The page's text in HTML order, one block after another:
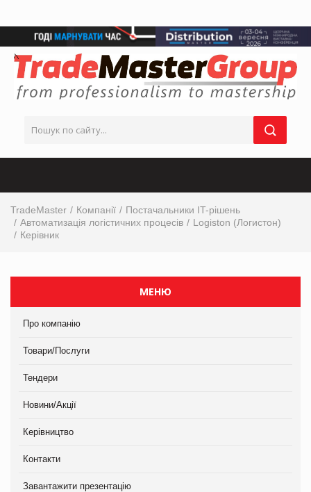
TradeMaster Компанії
Постачальники IT-рішень
Автоматизація логістичних процесів
Logiston (Логистон)
Керівник
МЕНЮ
Про компанію
Товари/Послуги
Тендери
Новини/Акції
Керівництво
Контакти
Завантажити презентацію